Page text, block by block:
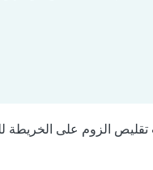
الزوم على الخريطة